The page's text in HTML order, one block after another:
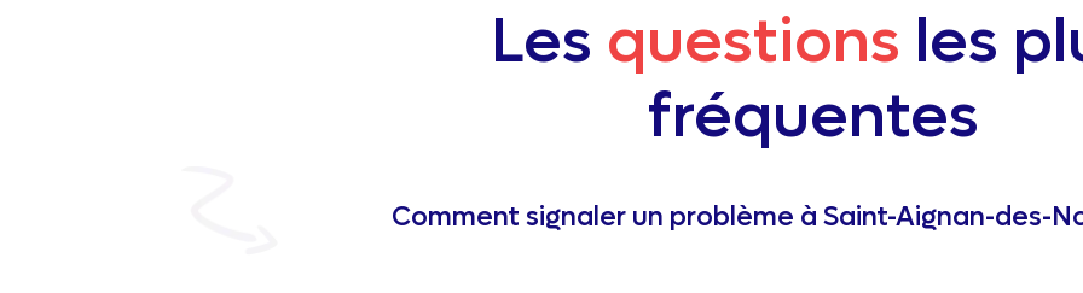
Les questions les
fréquentes
Comment signaler un problème à Saint-Aignan-des-